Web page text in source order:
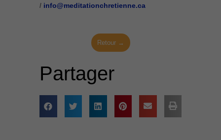
/ info@meditationchretienne.ca
Retour →
Partager